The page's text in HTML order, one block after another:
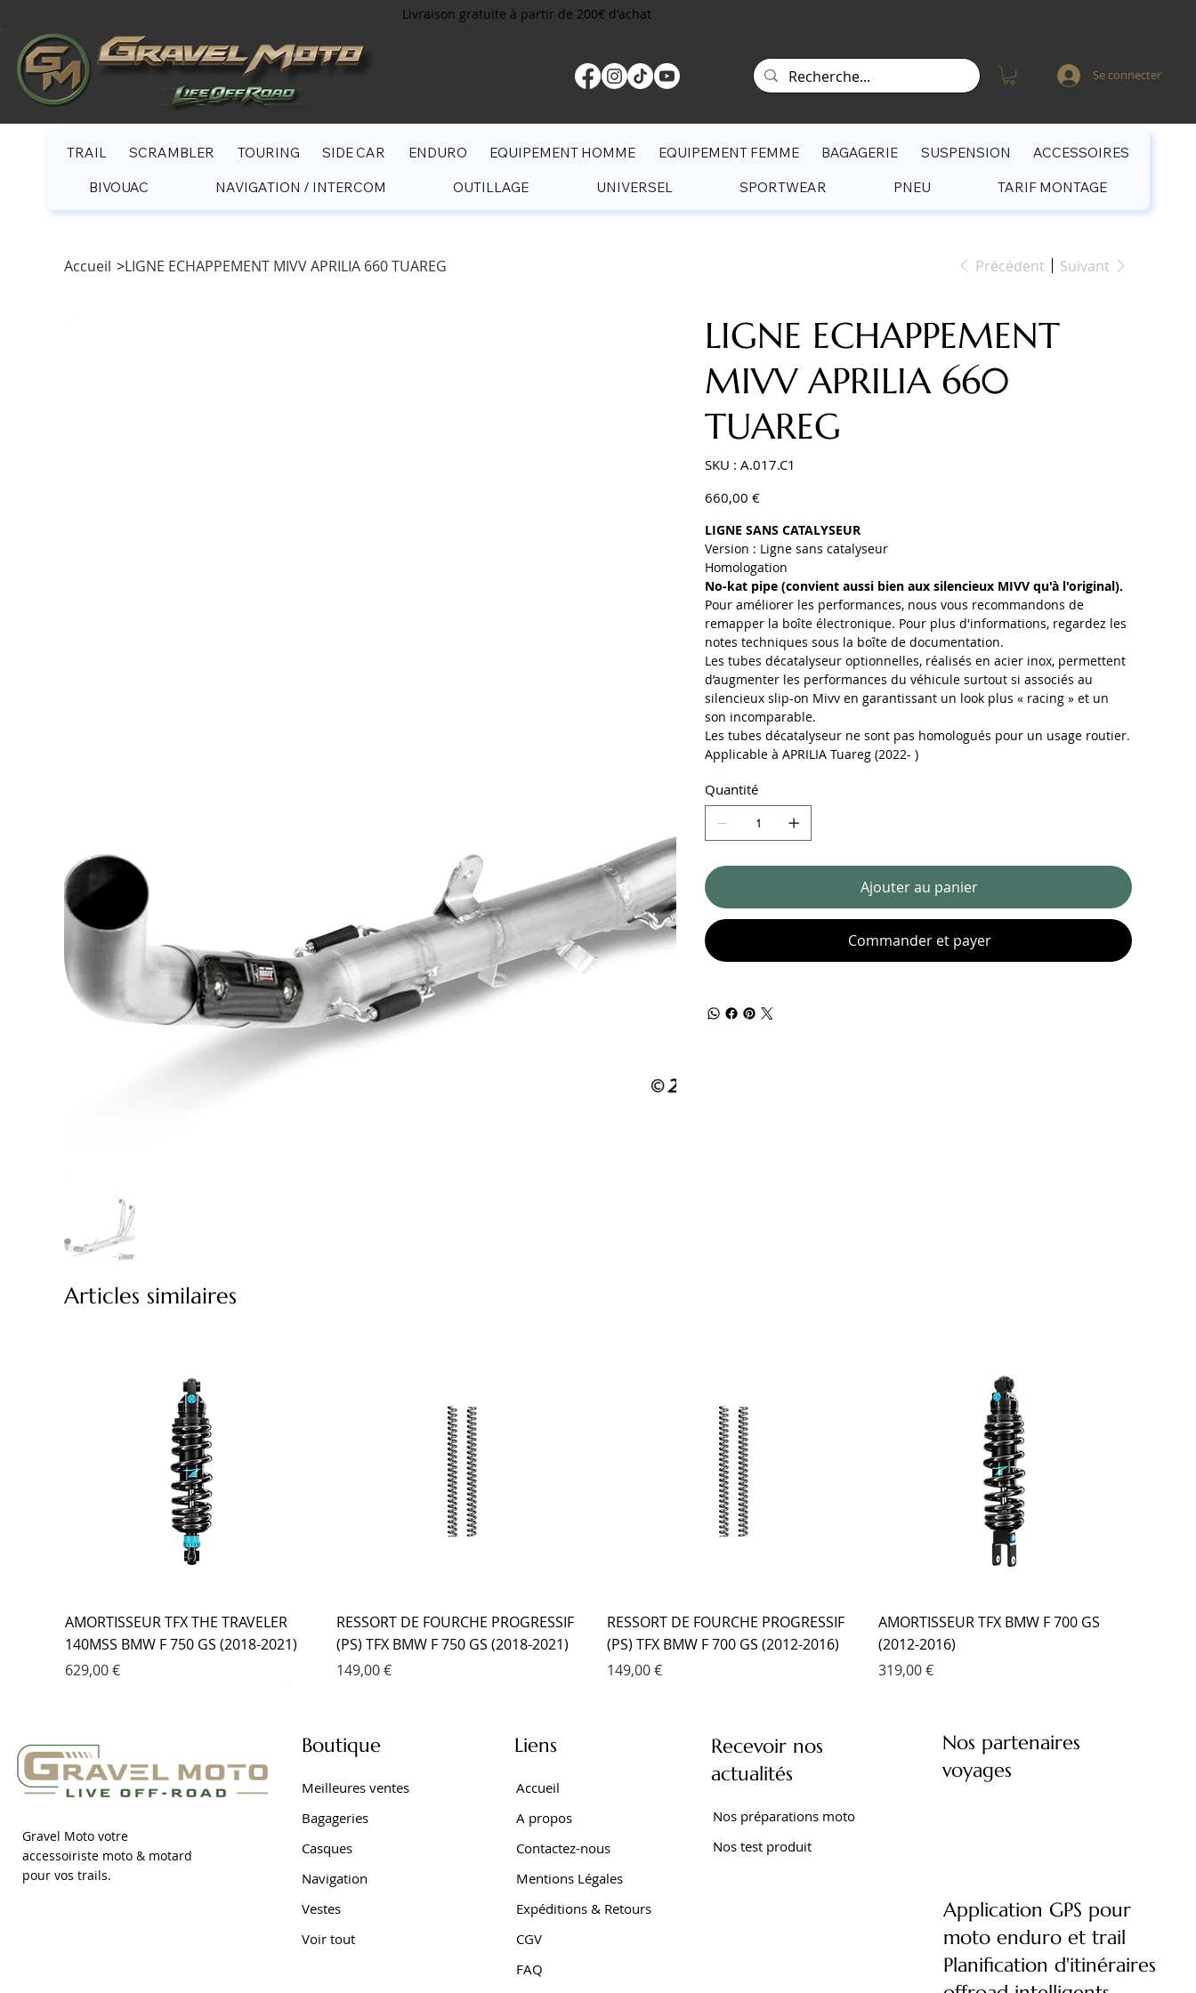
Livraison gratuite à partir de 200€ d'achat
Se connecter
Accueil >LIGNE ECHAPPEMENT MIVV APRILIA 660 TUAREG Précédent Suivant
LIGNE ECHAPPEMENT
MIVV APRILIA 660
TUAREG
SKU :
SKU
A.017.C1
A.017.C1
660,00 €
LIGNE SANS CATALYSEUR
Version : Ligne sans catalyseur
Homologation
No-kat pipe (convient aussi bien aux silencieux MIVV qu'à l'original).
Pour améliorer les performances, nous vous recommandons de
remapper la boîte électronique. Pour plus d'informations, regardez les
notes techniques sous la boîte de documentation.
Les tubes décatalyseur optionnelles, réalisés en acier inox, permettent
d’augmenter les performances du véhicule surtout si associés au
silencieux slip-on Mivv en garantissant un look plus « racing » et un
son incomparable.
Les tubes décatalyseur ne sont pas homologués pour un usage routier.
Applicable à APRILIA Tuareg (2022- )
Quantité
Ajouter au panier
Commander et payer
Articles similaires
AMORTISSEUR TFX THE TRAVELER
140MSS BMW F 750 GS (2018-2021)
Prix
629,00 €
RESSORT DE FOURCHE PROGRESSIF
(PS) TFX BMW F 750 GS (2018-2021)
Prix
149,00 €
RESSORT DE FOURCHE PROGRESSIF
(PS) TFX BMW F 700 GS (2012-2016)
Prix
149,00 €
AMORTISSEUR TFX BMW F 700 GS
(2012-2016)
Prix
319,00 €
FOURCHE EMC KIT CARTOUCHE
YAMAHA TRACER 9 (2021- )
YAMAHA XTZ 750 SUPER TENERE
AMORTISSEUR EMC YAMAHA XTZ 660
TENERE (2008-2016)
AMORTISSEUR EMC YAMAHA TENERE
TRAIL SCRAMBLER TOURING SIDE CAR ENDURO EQUIPEMENT HOMME EQUIPEMENT FEMME BAGAGERIE SUSPENSION ACCESSOIRES
BIVOUAC NAVIGATION / INTERCOM OUTILLAGE UNIVERSEL SPORTWEAR PNEU TARIF MONTAGE
Gravel Moto votre
accessoiriste moto & motard
pour vos trails.
Boutique
Meilleures ventes
Bagageries
Casques
Navigation
Vestes
Voir tout
Liens
Accueil
A propos
Contactez-nous
Mentions Légales
Expéditions & Retours
CGV
FAQ
Recevoir nos
actualités
Nos préparations moto
Nos test produit
Nos partenaires
voyages
Application GPS pour
moto enduro et trail
Planification d'itinéraires